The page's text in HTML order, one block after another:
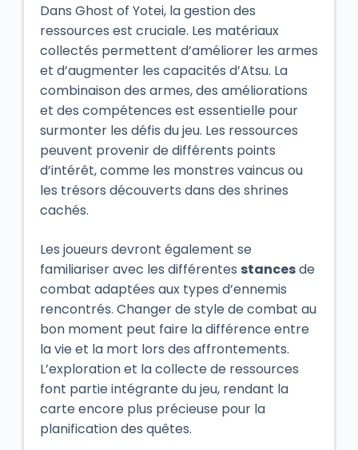
Dans Ghost of Yotei, la gestion des
ressources est cruciale. Les matériaux
collectés permettent d’améliorer les armes
et d’augmenter les capacités d’Atsu. La
combinaison des armes, des améliorations
et des compétences est essentielle pour
surmonter les défis du jeu. Les ressources
peuvent provenir de différents points
d’intérêt, comme les monstres vaincus ou
les trésors découverts dans des shrines
cachés.
Les joueurs devront également se
familiariser avec les différentes stancesde
combat adaptées aux types d’ennemis
rencontrés. Changer de style de combat au
bon moment peut faire la différence entre
la vie et la mort lors des affrontements.
L’exploration et la collecte de ressources
font partie intégrante du jeu, rendant la
carte encore plus précieuse pour la
planification des quêtes.